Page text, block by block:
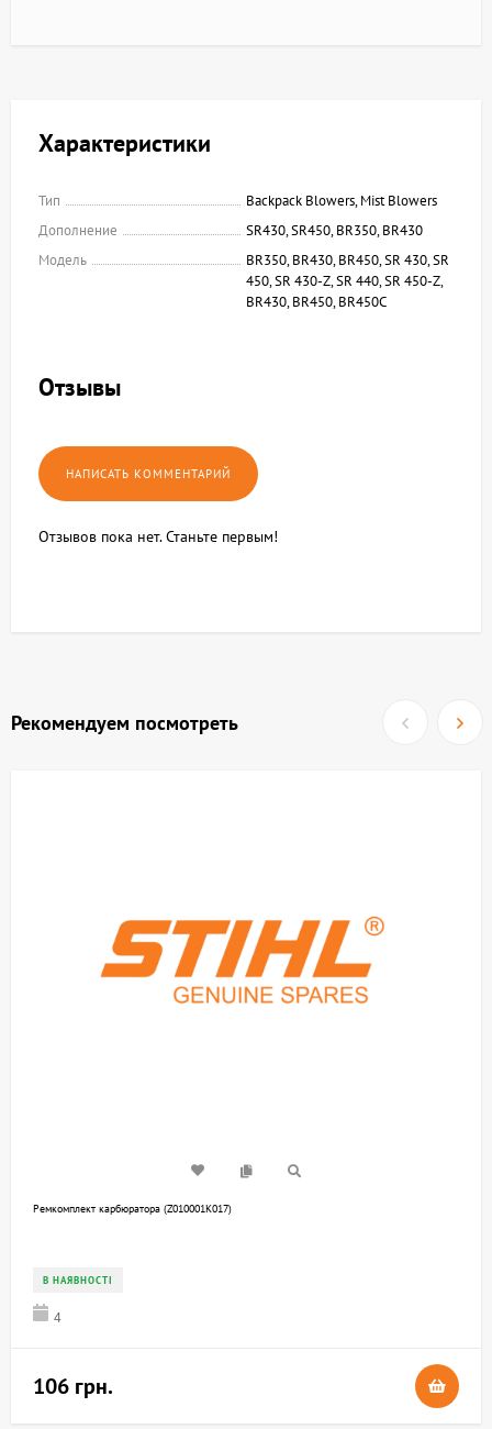
Характеристики
Тип
Backpack Blowers, Mist Blowers
Дополнение
SR430, SR450, BR350, BR430
Модель
BR350, BR430, BR450, SR 430, SR
450, SR 430-Z, SR 440, SR 450-Z,
BR430, BR450, BR450C
Отзывы
Отзывов пока нет. Станьте первым!
Рекомендуем посмотреть
Ремкомплект карбюратора (Z010001K017)
В НАЯВНОСТІ
4
106 грн.